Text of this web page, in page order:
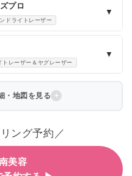
プロ
ドライトレーザー
▼
トレーザー＆ヤグレーザー
▼
・地図を見る
ング予約／
美容